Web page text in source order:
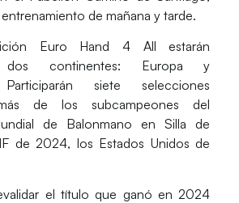
de mañana y tarde.
Euro Hand 4 All estarán
dos continentes: Europa y
Participarán siete selecciones
de los subcampeones del
de Balonmano en Silla de
de 2024, los Estados Unidos de
el título que ganó en 2024